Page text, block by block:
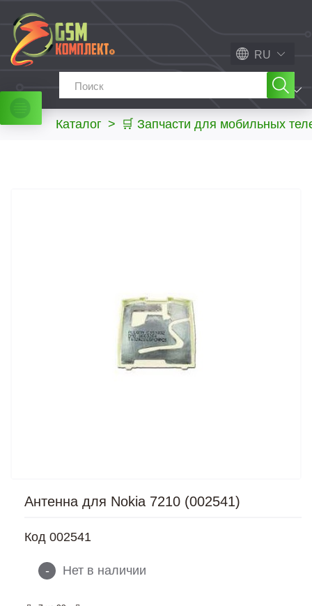
RU
МЕНЮ
Каталог > 🛒 Запчасти для мобильных
Антенна для Nokia 7210 (002541)
Код 002541
- Нет в наличии